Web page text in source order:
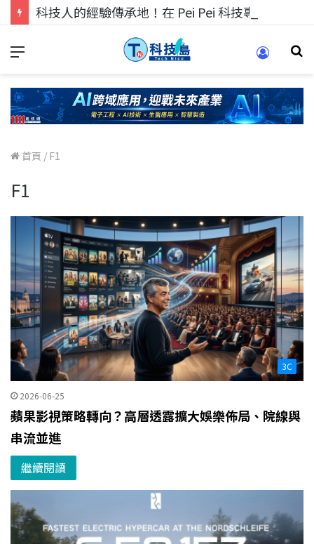
首頁 / F1
F1
3C
2026-06-25
蘋果影視策略轉向？高層透露擴大娛樂佈局、院線與
串流並進
繼續閱讀